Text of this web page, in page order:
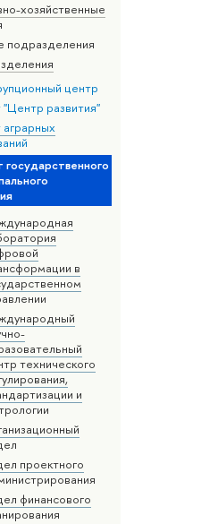
хозяйственные
подразделения
центр
"Центр развития"
аграрных
государственного
в
технического
и
проектного
финансового